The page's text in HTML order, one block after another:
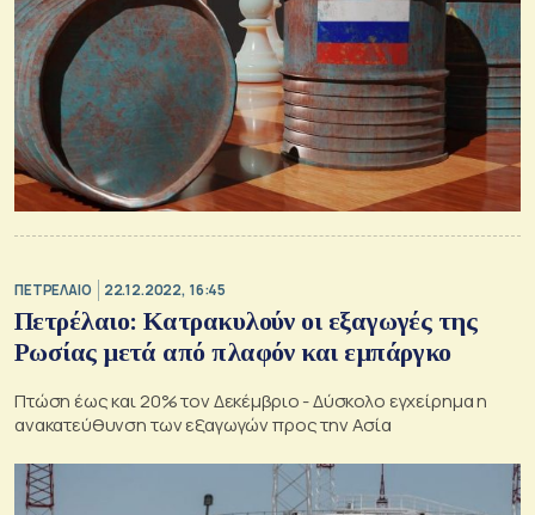
ΠΕΤΡΕΛΑΙΟ 22.12.2022, 16:45
Πετρέλαιο: Κατρακυλούν οι εξαγωγές της
Ρωσίας μετά από πλαφόν και εμπάργκο
Πτώση έως και 20% τον Δεκέμβριο - Δύσκολο εγχείρημα η
ανακατεύθυνση των εξαγωγών προς την Ασία